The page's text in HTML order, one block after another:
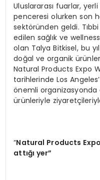
Uluslararası fuarlar,
penceresi olurken son
sektöründen geldi.
edilen sağlık ve
olan Talya Bitkisel, bu
doğal ve organik
Natural Products Expo
tarihlerinde Los
önemli
ürünleriyle
“Natural Products
attığı yer”